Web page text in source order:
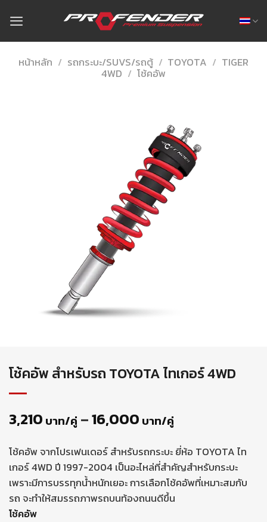
content
หน้าหลัก / รถกระบะ/SUVS/รถตู้ / TOYOTA / TIGER
4WD / โช้คอัพ
โช้คอัพ สำหรับรถ TOYOTA ไทเกอร์ 4WD
3,210 บาท/คู่ –16,000 บาท/คู่
โช้คอัพ จากโปรเฟนเดอร์ สำหรับรถกระบะ ยี่ห้อ TOYOTA ไท
เกอร์ 4WD ปี 1997-2004 เป็นอะไหล่ที่สำคัญสำหรับกระบะ
เพราะมีการบรรทุกน้ำหนักเยอะ การเลือกโช้คอัพที่เหมาะสมกับ
รถ จะทำให้สมรรถภาพรถบนท้องถนนดีขึ้น
โช้คอัพ